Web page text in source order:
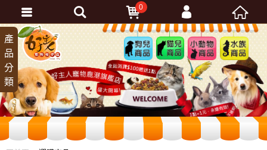
狗兒
商品
貓兒
商品
小動
物商
品
水族
商品
產
品
分
類
0
會員登入
忘記密碼
加入會員
訂單查詢